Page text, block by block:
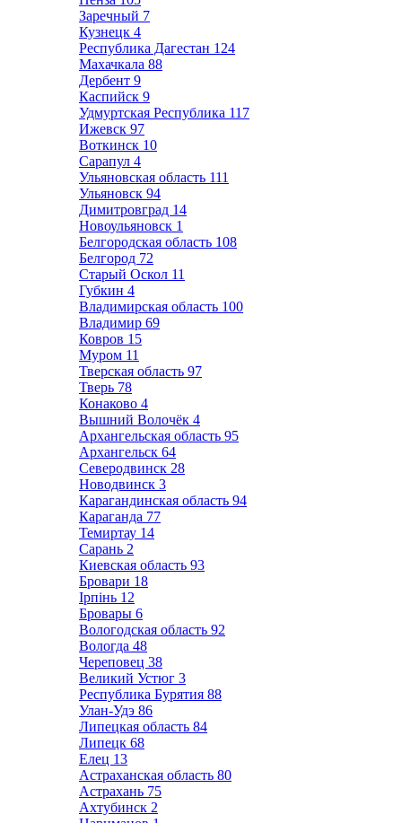
Заречный 7
Кузнецк 4
Республика Дагестан 124
Махачкала 88
Дербент 9
Каспийск 9
Удмуртская Республика 117
Ижевск 97
Воткинск 10
Сарапул 4
Ульяновская область 111
Ульяновск 94
Димитровград 14
Новоульяновск 1
Белгородская область 108
Белгород 72
Старый Оскол 11
Губкин 4
Владимирская область 100
Владимир 69
Ковров 15
Муром 11
Тверская область 97
Тверь 78
Конаково 4
Вышний Волочёк 4
Архангельская область 95
Архангельск 64
Северодвинск 28
Новодвинск 3
Карагандинская область 94
Караганда 77
Темиртау 14
Сарань 2
Киевская область 93
Бровари 18
Ірпінь 12
Бровары 6
Вологодская область 92
Вологда 48
Череповец 38
Великий Устюг 3
Республика Бурятия 88
Улан-Удэ 86
Липецкая область 84
Липецк 68
Елец 13
Астраханская область 80
Астрахань 75
Ахтубинск 2